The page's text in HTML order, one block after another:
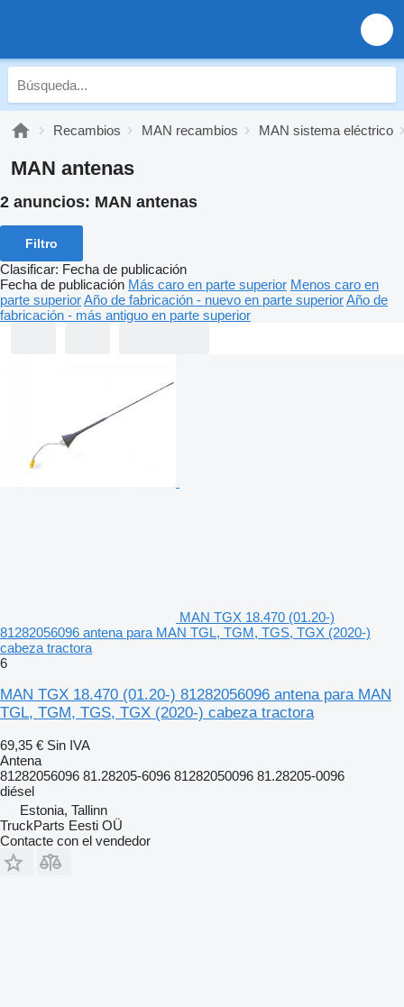
Recambios MAN recambios MAN sistema eléctrico
MAN antenas
2 anuncios: MAN antenas
Filtro
Clasificar: Fecha de publicación
Fecha de publicación Más caro en parte superior Menos caro en
parte superiorAño de fabricación - nuevo en parte superiorAño de
fabricación - más antiguo en parte superior
MAN TGX 18.470 (01.20-)
81282056096 antena para MAN TGL, TGM, TGS, TGX (2020-)
cabeza tractora
6
MAN TGX 18.470 (01.20-) 81282056096 antena para MAN
TGL, TGM, TGS, TGX (2020-) cabeza tractora
69,35 € Sin IVA
Antena
81282056096 81.28205-6096 81282050096 81.28205-0096
diésel
Estonia, Tallinn
TruckParts Eesti OÜ
Contacte con el vendedor